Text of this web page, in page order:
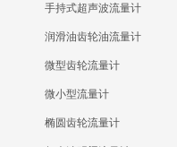
手持式超声波流量计
润滑油齿轮油流量计
微型齿轮流量计
微小型流量计
椭圆齿轮流量计